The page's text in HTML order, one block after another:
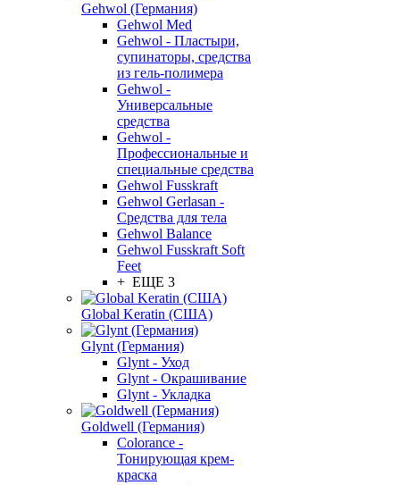
Gehwol (Германия)
Gehwol Med
Gehwol - Пластыри,
супинаторы, средства
из гель-полимера
Gehwol -
Универсальные
средства
Gehwol -
Профессиональные и
специальные средства
Gehwol Fusskraft
Gehwol Gerlasan -
Средства для тела
Gehwol Balance
Gehwol Fusskraft Soft
Feet
+ ЕЩЕ 3
Global Keratin (США)
Glynt (Германия)
Glynt - Уход
Glynt - Окрашивание
Glynt - Укладка
Goldwell (Германия)
Colorance -
Тонирующая крем-
краска